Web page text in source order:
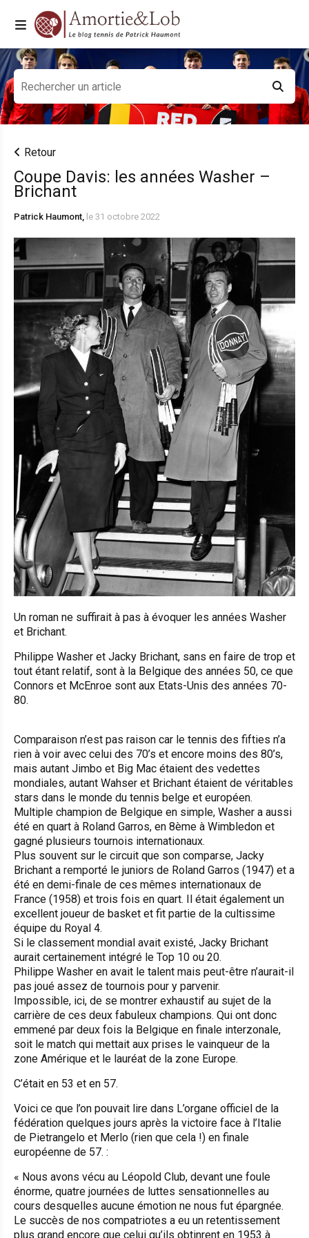
Retour
Coupe Davis: les années Washer –
Brichant
Patrick Haumont, le 31 octobre 2022
Un roman ne suffirait à pas à évoquer les années Washer
et Brichant.
Philippe Washer et Jacky Brichant, sans en faire de trop et
tout étant relatif, sont à la Belgique des années 50, ce que
Connors et McEnroe sont aux Etats-Unis des années 70-
80.
Comparaison n’est pas raison car le tennis des fifties n’a
rien à voir avec celui des 70’s et encore moins des 80’s,
mais autant Jimbo et Big Mac étaient des vedettes
mondiales, autant Wahser et Brichant étaient de véritables
stars dans le monde du tennis belge et européen.
Multiple champion de Belgique en simple, Washer a aussi
été en quart à Roland Garros, en 8ème à Wimbledon et
gagné plusieurs tournois internationaux.
Plus souvent sur le circuit que son comparse, Jacky
Brichant a remporté le juniors de Roland Garros (1947) et a
été en demi-finale de ces mêmes internationaux de
France (1958) et trois fois en quart. Il était également un
excellent joueur de basket et fit partie de la cultissime
équipe du Royal 4.
Si le classement mondial avait existé, Jacky Brichant
aurait certainement intégré le Top 10 ou 20.
Philippe Washer en avait le talent mais peut-être n’aurait-il
pas joué assez de tournois pour y parvenir.
Impossible, ici, de se montrer exhaustif au sujet de la
carrière de ces deux fabuleux champions. Qui ont donc
emmené par deux fois la Belgique en finale interzonale,
soit le match qui mettait aux prises le vainqueur de la
zone Amérique et le lauréat de la zone Europe.
C’était en 53 et en 57.
Voici ce que l’on pouvait lire dans L’organe officiel de la
fédération quelques jours après la victoire face à l’Italie
de Pietrangelo et Merlo (rien que cela !) en finale
européenne de 57. :
« Nous avons vécu au Léopold Club, devant une foule
énorme, quatre journées de luttes sensationnelles au
cours desquelles aucune émotion ne nous fut épargnée.
Le succès de nos compatriotes a eu un retentissement
plus grand encore que celui qu’ils obtinrent en 1953 à